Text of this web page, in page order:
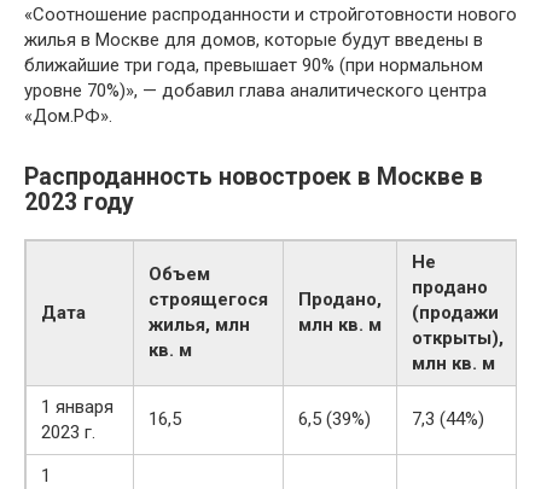
«Соотношение распроданности и стройготовности нового
жилья в Москве для домов, которые будут введены в
ближайшие три года, превышает 90% (при нормальном
уровне 70%)», — добавил глава аналитического центра
«Дом.РФ».
Распроданность новостроек в Москве в
2023 году
Дата
Объем
строящегося
жилья, млн
кв. м
Продано,
млн кв. м
Не
продано
(продажи
открыты),
млн кв. м
1 января
2023 г.
16,5 6,5 (39%) 7,3 (44%)
1